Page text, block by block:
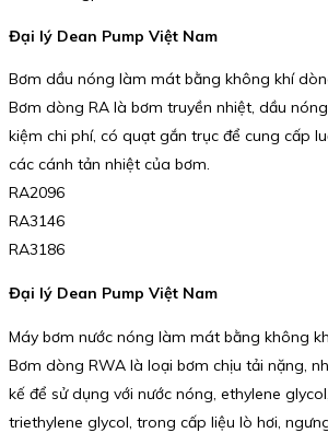
Đại lý Dean Pump Việt Nam
Bơm dầu nóng làm mát bằng không khí
Bơm dòng RA là bơm truyền nhiệt, dầu
kiệm chi phí, có quạt gắn trục để cung cấp
các cánh tản nhiệt của bơm.
RA2096
RA3146
RA3186
Đại lý Dean Pump Việt Nam
Máy bơm nước nóng làm mát bằng không
Bơm dòng RWA là loại bơm chịu tải nặng,
kế để sử dụng với nước nóng, ethylene
triethylene glycol, trong cấp liệu lò hơi,